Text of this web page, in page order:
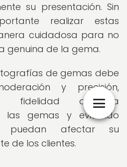
su presentación. Sin
realizar estas
cuidadosa para no
genuina de la gema.
de gemas debe
y precisión,
la fidelidad de la
las gemas y evitando
puedan afectar su
de los clientes.